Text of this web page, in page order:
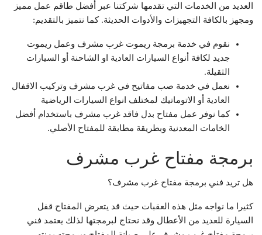
العديد من الخدمات التي تقدمها شركتنا عبر أفضل طاقم عمل مميز
ومجهز بالكافة التجهيزات والأدوات الحديثة. كما نتميز بالتقديم:
نقوم في خدمة برمجة ريموت غرب مشرف وعمل ريموت
جديد لكافة أنواع السيارات العادية او الشاحنة أو السيارات
الثقيلة.
نعمل في خدمة صب مفاتيح في غرب مشرف وتركيب الاقفال
العادية أو الاتوماتيك لمختلف انواع السيارات الرياضية
كما نوفر عمل مفتاح بدل فاقد غرب مشرف باستخدام أفضل
الخامات المعدنية وبطريقة مطابقة للمفتاح الأصلي.
برمجة مفتاح غرب مشرف
هل تريد فني برمجة مفتاح غرب مشرف؟
كثيرا ما نواجه مثل هذه العقبات حيث قد يتعرض المفتاح قفل
السيارة للعديد من الأعطال وقد نحتاج لبرمجتها لذلك يعتمد فني